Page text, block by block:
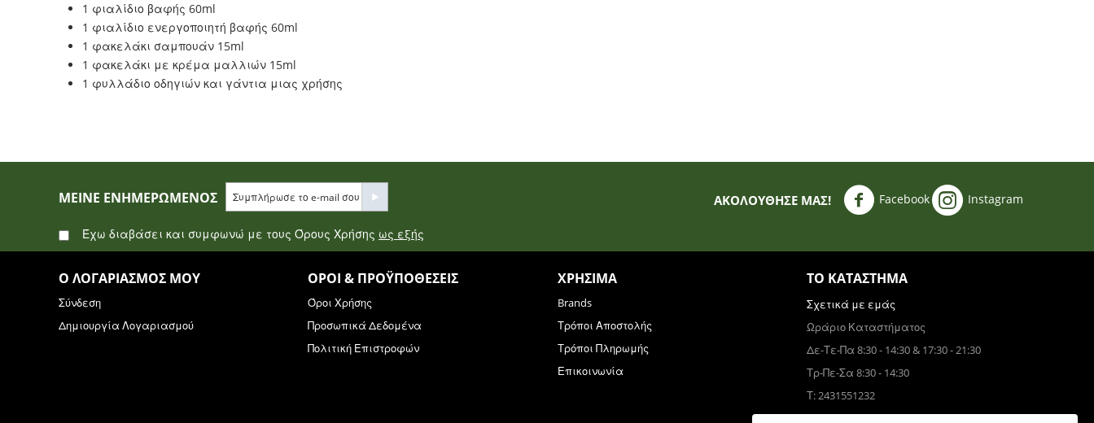
1 φιαλίδιο βαφής 60ml
1 φιαλίδιο ενεργοποιητή βαφής 60ml
1 φακελάκι σαμπουάν 15ml
1 φακελάκι με κρέμα μαλλιών 15ml
1 φυλλάδιο οδηγιών και γάντια μιας χρήσης
ΜΕΊΝΕ ΕΝΗΜΕΡΩΜΈΝΟΣ
Έχω διαβάσει και συμφωνώ με τους Όρους Χρήσης ως εξής
ΑΚΟΛΟΥΘΗΣΈ ΜΑΣ! Facebook Instagram
Ο ΛΟΓΑΡΙΑΣΜΌΣ ΜΟΥ
Σύνδεση
Δημιουργία Λογαριασμού
ΌΡΟΙ & ΠΡΟΫΠΟΘΈΣΕΙΣ
Όροι Χρήσης
Προσωπικά Δεδομένα
Πολιτική Επιστροφών
ΧΡΉΣΙΜΑ
Brands
Τρόποι Αποστολής
Τρόποι Πληρωμής
Επικοινωνία
ΤΟ ΚΑΤΆΣΤΗΜΑ
Σχετικά με εμάς
Ωράριο Καταστήματος
Δε-Τε-Πα 8:30 - 14:30 & 17:30 - 21:30
Τρ-Πε-Σα 8:30 - 14:30
Τ: 2431551232